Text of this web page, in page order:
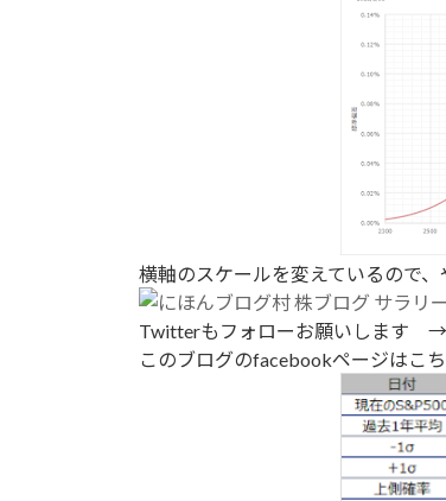
横軸のスケールを変えているので
Twitterもフォローお願いします
このブログのfacebookページはこ